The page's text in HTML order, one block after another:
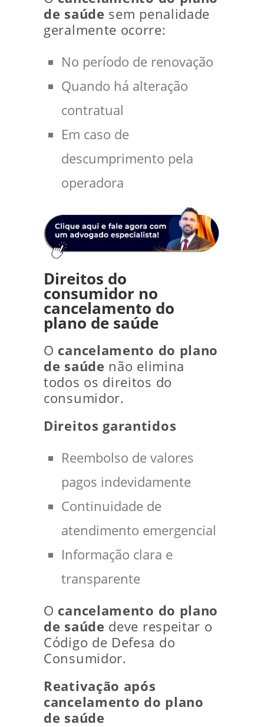
de saúde sem penalidade
geralmente ocorre:
No período de renovação
Quando há alteração
contratual
Em caso de
descumprimento pela
operadora
Direitos do
consumidor no
cancelamento do
plano de saúde
O cancelamento do plano
de saúde não elimina
todos os direitos do
consumidor.
Direitos garantidos
Reembolso de valores
pagos indevidamente
Continuidade de
atendimento emergencial
Informação clara e
transparente
O cancelamento do plano
de saúde deve respeitar o
Código de Defesa do
Consumidor.
Reativação após
cancelamento do plano
de saúde